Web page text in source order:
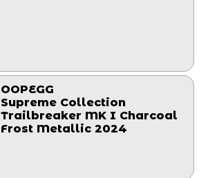
OOPEGG
Supreme Collection
Trailbreaker MK I Charcoal
Frost Metallic 2024